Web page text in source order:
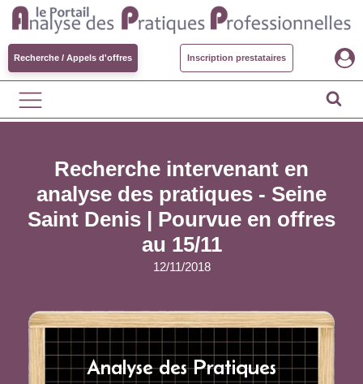
Recherche / Appels d'offres Inscription prestataires
Recherche intervenant en
analyse des pratiques - Seine
Saint Denis | Pourvue en offres
au 15/11
12/11/2018
Analyse des Pratiques